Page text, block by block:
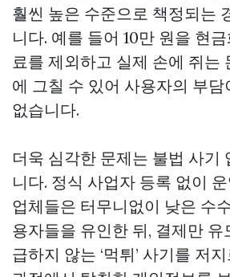
훨씬 높은 수준으로 책정되는
니다. 예를 들어 10만 원을 현
료를 제외하고 실제 손에 쥐는
에 그칠 수 있어 사용자의 부담
없습니다.
더욱 심각한 문제는 불법 사기
니다. 정식 사업자 등록 없이
업체들은 터무니없이 낮은 수
용자들을 유인한 뒤, 결제만 유
급하지 않는 ‘먹튀’ 사기를 저